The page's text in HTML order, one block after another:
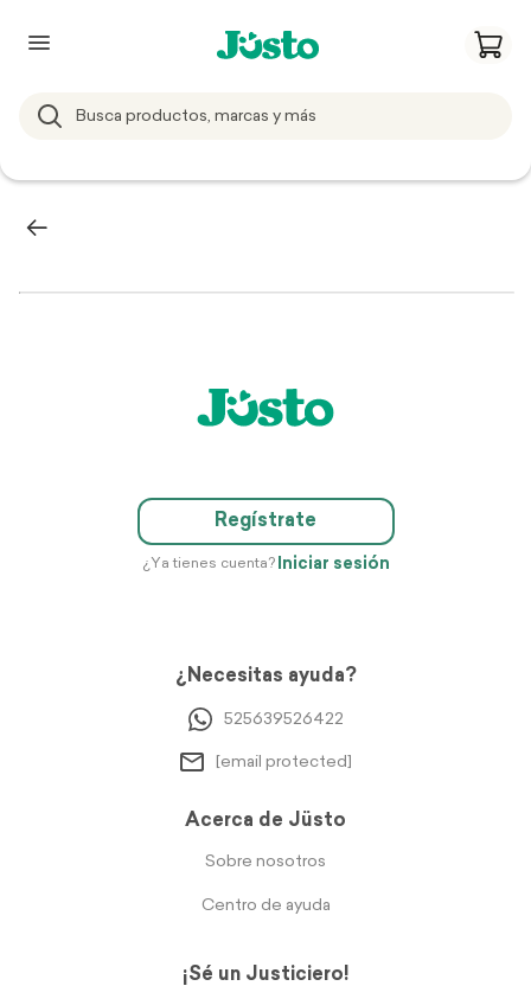
Regístrate
¿Ya tienes cuenta? Iniciar sesión
¿Necesitas ayuda?
525639526422
[email protected]
Acerca de Jüsto
Sobre nosotros
Centro de ayuda
¡Sé un Justiciero!